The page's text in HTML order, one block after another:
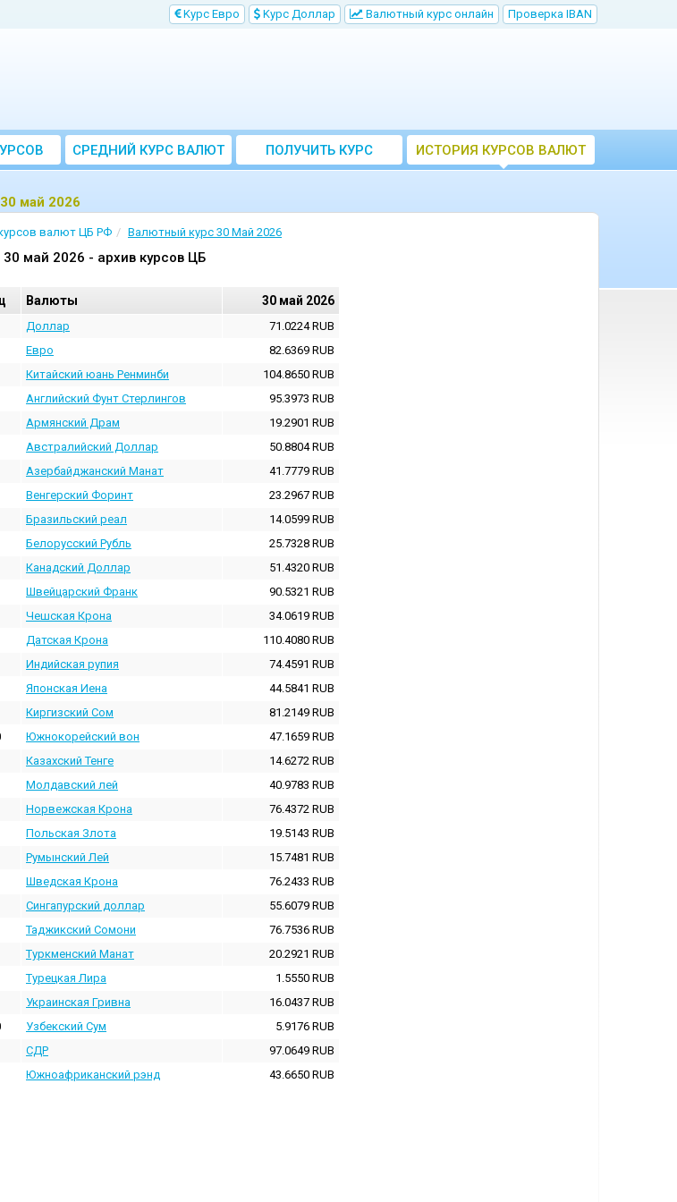
Kурс Евро Kурс Доллар Bалютный курс онлайн Проверка IBAN
CРЕДНИЙ КУРС ВАЛЮТ
ЗА МЕСЯЦ
ПОЛУЧИТЬ КУРС
ВАЛЮТ ЦБ
ИСТОРИЯ КУРСОВ ВАЛЮТ
ЦБ РФ
май 2026
валют ЦБ РФ Валютный курс 30 Май 2026
май 2026 - архив курсов ЦБ
Валюты 30 май 2026
Доллар 71.0224RUB
Евро 82.6369 RUB
Китайский юань Ренминби 104.8650 RUB
Английский Фунт Стерлингов 95.3973 RUB
Армянский Драм 19.2901 RUB
Австралийский Доллар 50.8804RUB
Азербайджанский Манат 41.7779 RUB
Венгерский Форинт 23.2967 RUB
Бразильский реал 14.0599 RUB
Белорусский Рубль 25.7328 RUB
Канадский Доллар 51.4320 RUB
Швейцарский Франк 90.5321 RUB
Чешская Крона 34.0619 RUB
Датская Крона 110.4080 RUB
Индийская pупия 74.4591 RUB
Японская Иена 44.5841 RUB
Киргизский Сом 81.2149 RUB
Южнокорейский вон 47.1659 RUB
Казахский Тенге 14.6272 RUB
Молдавский лей 40.9783 RUB
Норвежская Крона 76.4372 RUB
Польская Злота 19.5143 RUB
Румынский Лей 15.7481 RUB
Шведская Крона 76.2433 RUB
Сингапурский доллар 55.6079 RUB
Таджикский Сомони 76.7536 RUB
Туркменский Манат 20.2921 RUB
Турецкая Лира 1.5550 RUB
Украинская Гривна 16.0437 RUB
Узбекский Сум 5.9176 RUB
СДР 97.0649 RUB
Южноафриканский рэнд 43.6650 RUB